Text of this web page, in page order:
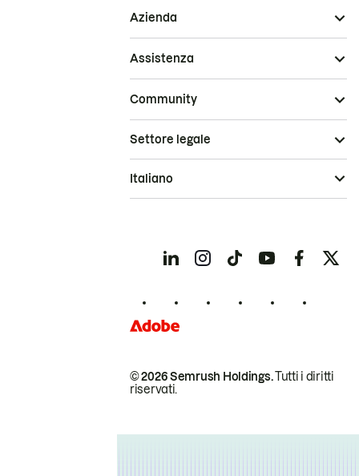
Azienda
Assistenza
Community
© 2026 Semrush Holdings.Tutti i diritti
riservati.
Settore legale
Italiano